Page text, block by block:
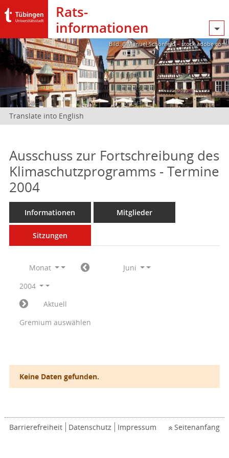
Rats­
informationen
Bild: @Manuel Schönfeld – stock.adobe.com
Translate into English
Ausschuss zur Fortschreibung des
Klimaschutzprogramms - Termine
2004
Informationen Mitglieder
Sitzungen
Monat
Juni
2004
Aktuell
Gremium auswählen
Keine Daten gefunden.
Barrierefreiheit Datenschutz Impressum Seitenanfang